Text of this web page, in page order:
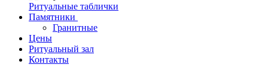
Ритуальные таблички
Памятники
Гранитные
Цены
Ритуальный зал
Контакты